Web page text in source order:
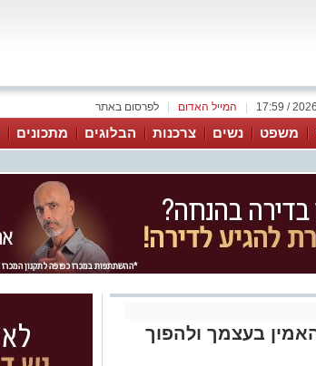
לפרסום באתר המייל האדום
משפט נשים צרכנות הבלוגים מתכונים
בעצמך ולהפוך